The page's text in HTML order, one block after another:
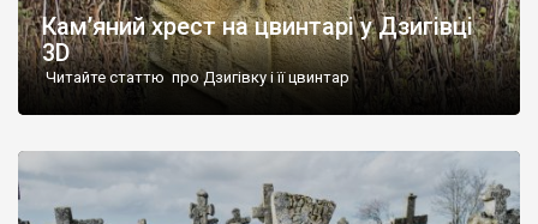
Кам’яний хрест на цвинтарі у Дзигівці
3D
Читайте статтю про Дзигівку і її цвинтар